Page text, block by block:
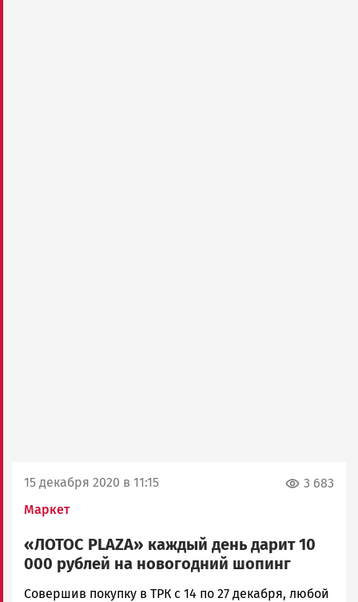
15 декабря 2020 в 11:15
Маркет
3 683
«ЛОТОС PLAZA» каждый день дарит 10
000 рублей на новогодний шопинг
Корректор
Совершив покупку в ТРК с 14 по 27 декабря, любой